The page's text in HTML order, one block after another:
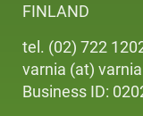
FINLAND
tel. (02) 722
varnia (at)
Business ID: